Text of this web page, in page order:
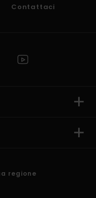
Contattaci
regione